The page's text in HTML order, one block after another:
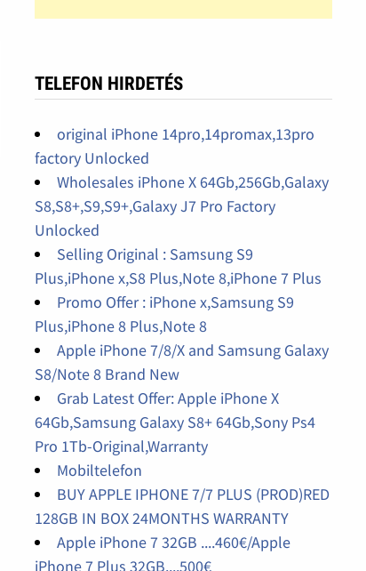
TELEFON HIRDETÉS
original iPhone 14pro,14promax,13pro
factory Unlocked
Wholesales iPhone X 64Gb,256Gb,Galaxy
S8,S8+,S9,S9+,Galaxy J7 Pro Factory
Unlocked
Selling Original : Samsung S9
Plus,iPhone x,S8 Plus,Note 8,iPhone 7 Plus
Promo Offer : iPhone x,Samsung S9
Plus,iPhone 8 Plus,Note 8
Apple iPhone 7/8/X and Samsung Galaxy
S8/Note 8 Brand New
Grab Latest Offer: Apple iPhone X
64Gb,Samsung Galaxy S8+ 64Gb,Sony Ps4
Pro 1Tb-Original,Warranty
Mobiltelefon
BUY APPLE IPHONE 7/7 PLUS (PROD)RED
128GB IN BOX 24MONTHS WARRANTY
Apple iPhone 7 32GB ....460€/Apple
iPhone 7 Plus 32GB....500€